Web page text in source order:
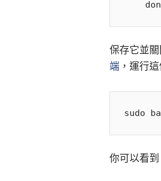
保存它並
端 ，運行
你可以看